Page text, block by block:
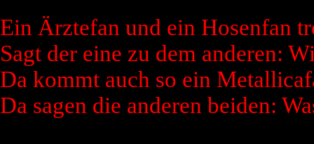
Ein Ärztefan und ein Hosenfan
Sagt der eine zu dem anderen:
Da kommt auch so ein
Da sagen die anderen beiden: